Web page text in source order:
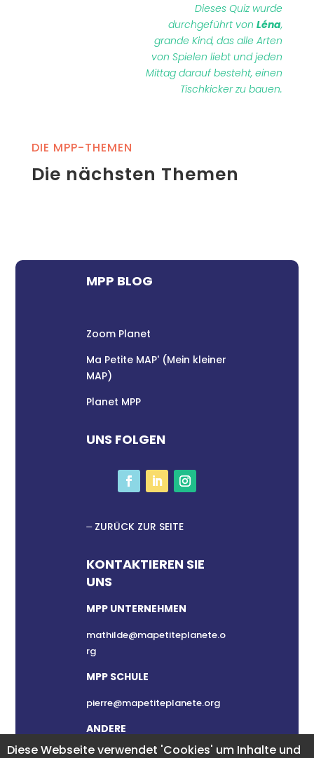
Dieses Quiz wurde
durchgeführt vonLéna,
grande Kind, das alle Arten
von Spielen liebt und jeden
Mittag darauf besteht, einen
Tischkicker zu bauen.
DIE MPP-THEMEN
Die nächsten Themen
MPP BLOG
Zoom Planet
Ma Petite MAP' (Mein kleiner
MAP)
Planet MPP
UNS FOLGEN
ZURÜCK ZUR SEITE
KONTAKTIEREN SIE
UNS
MPP UNTERNEHMEN
mathilde@mapetiteplanete.o
rg
MPP SCHULE
pierre@mapetiteplanete.org
ANDERE
clement@mapetiteplanete.or
Diese Webseite verwendet 'Cookies' um Inhalte und